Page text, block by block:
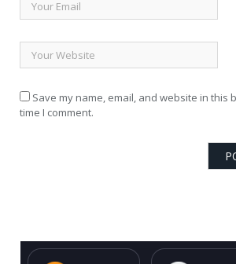
Save my name, email, and website in this
time I comment.